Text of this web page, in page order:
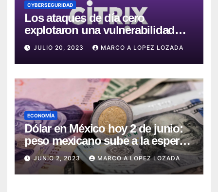
CYBERSEGURIDAD
Los ataques de día cero
explotaron una vulnerabilidad
crítica en Citrix ADC y Gateway
JULIO 20, 2023 MARCO A LOPEZ LOZADA
ECONOMÍA
Dólar en México hoy 2 de junio:
peso mexicano sube a la espera
del dato de empleo en EE.UU.
JUNIO 2, 2023 MARCO A LOPEZ LOZADA